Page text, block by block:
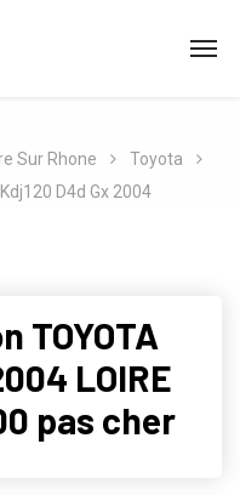
Sur Rhone
Toyota
D4d Gx 2004
TOYOTA
LOIRE
pas cher